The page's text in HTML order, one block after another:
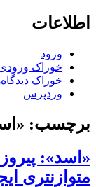
اطلاعات
ورود
خوراک
خوراک
وردپرس
برچسب:
«اسد»:
متوازنتری